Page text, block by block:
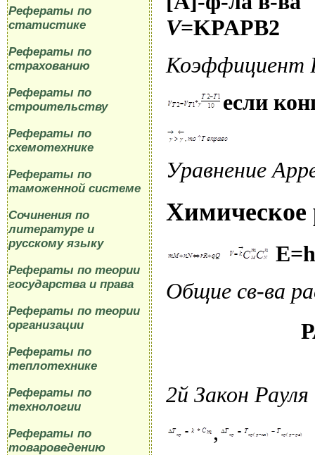
Рефераты по
статистике
Рефераты по
страхованию
Рефераты по
строительству
Рефераты по
схемотехнике
Рефераты по
таможенной системе
Сочинения по
литературе и
русскому языку
Рефераты по теории
государства и права
Рефераты по теории
организации
Рефераты по
теплотехнике
Рефераты по
технологии
Рефераты по
товароведению
V=KPAPB2
если
Уравнение
Химическое
E=h
Общие cв-ва
2й Закон Рауля
,